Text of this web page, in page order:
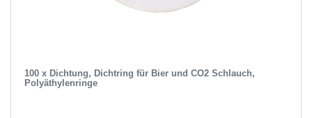
100 x Dichtung, Dichtring für Bier und CO2 Schlauch,
Polyäthylenringe